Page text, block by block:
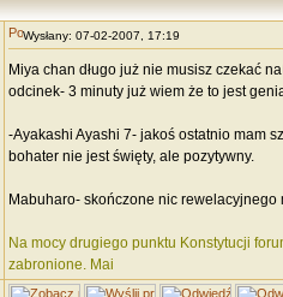
Wysłany: 07-02-2007, 17:19
Miya chan długo już nie musisz czekać na
odcinek- 3 minuty już wiem że to jest
-Ayakashi Ayashi 7- jakoś ostatnio mam
bohater nie jest święty, ale pozytywny.
Mabuharo- skończone nic rewelacyjnego
Na mocy drugiego punktu Konstytucji
zabronione. Mai